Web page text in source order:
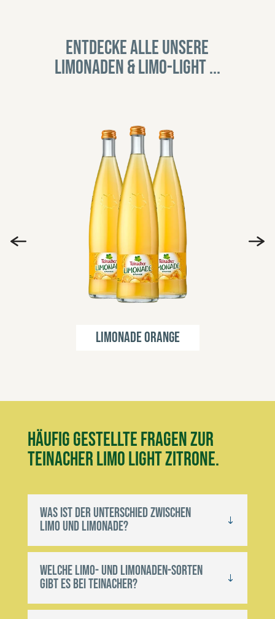
Entdecke alle unsere
Limonaden & Limo-Light ...
Limonade Orange
Häufig gestellte Fragen zur
Teinacher Limo Light Zitrone.
Was ist der Unterschied zwischen
Limo und Limonade?
Welche Limo- und Limonaden-Sorten
gibt es bei Teinacher?